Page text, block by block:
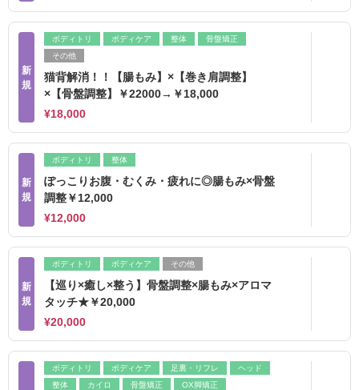
新
規
ボディトリ ボディケア 整体
骨盤矯正
その他
猫背解消！！【腸もみ】×【巻き肩調整】
×【骨盤調整】￥22000→￥18,000
¥18,000
新
規
ボディトリ 整体
ぽっこりお腹・むくみ・疲れに◎腸もみ×骨盤
調整￥12,000
¥12,000
新
規
ボディトリ ボディケア その他
【巡り×癒し×整う】骨盤調整×腸もみ×アロマ
タッチ★￥20,000
¥20,000
ボディトリ ボディケア 足裏・リフレ
ヘッド
整体
カイロ 骨盤矯正
OX脚矯正